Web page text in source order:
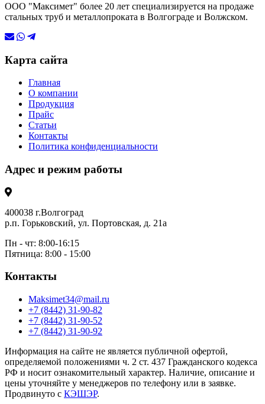
ООО "Максимет" более 20 лет специализируется на продаже
стальных труб и металлопроката в Волгограде и Волжском.
Карта сайта
Главная
О компании
Продукция
Прайс
Статьи
Контакты
Политика конфиденциальности
Адрес и режим работы
400038 г.Волгоград
р.п. Горьковский, ул. Портовская, д. 21а
Пн - чт: 8:00-16:15
Пятница: 8:00 - 15:00
Контакты
Maksimet34@mail.ru
+7 (8442) 31-90-82
+7 (8442) 31-90-52
+7 (8442) 31-90-92
Информация на сайте не является публичной офертой,
определяемой положениями ч. 2 ст. 437 Гражданского кодекса
РФ и носит ознакомительный характер. Наличие, описание и
цены уточняйте у менеджеров по телефону или в заявке.
Продвинуто с КЭШЭР.